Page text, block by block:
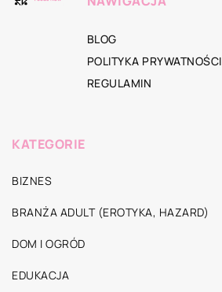
BLOG
POLITYKA PRYWATNOŚCI
REGULAMIN
KATEGORIE
BIZNES
BRANŻA ADULT (EROTYKA, HAZARD)
DOM I OGRÓD
EDUKACJA